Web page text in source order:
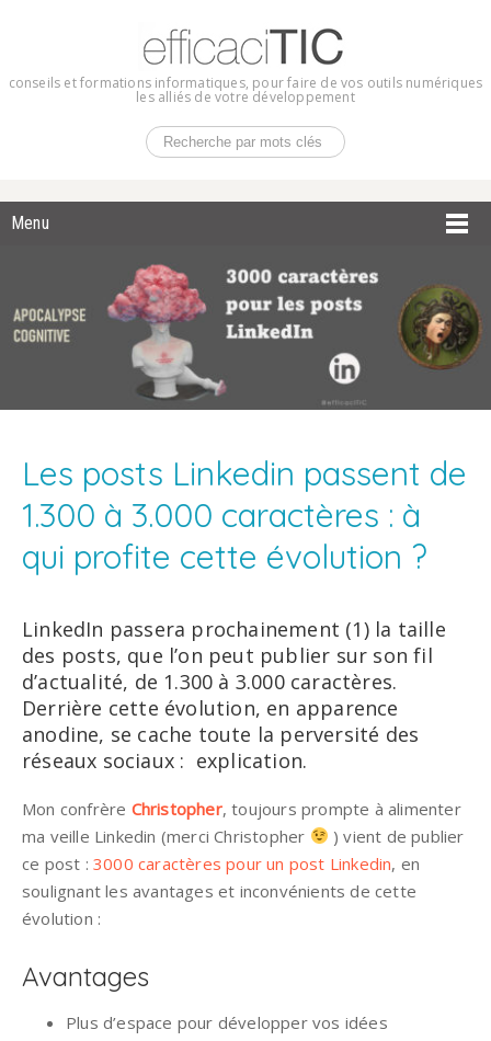
conseils et formations informatiques, pour faire de vos outils numériques
les alliés de votre développement
Menu
Les posts Linkedin passent de
1.300 à 3.000 caractères : à
qui profite cette évolution ?
LinkedIn passera prochainement (1) la taille
des posts, que l’on peut publier sur son fil
d’actualité, de 1.300 à 3.000 caractères.
Derrière cette évolution, en apparence
anodine, se cache toute la perversité des
réseaux sociaux : explication.
Mon confrère Christopher, toujours prompte à alimenter
ma veille Linkedin (merci Christopher
) vient de publier
ce post : 3000 caractères pour un post Linkedin, en
soulignant les avantages et inconvénients de cette
évolution :
Avantages
Plus d’espace pour développer vos idées